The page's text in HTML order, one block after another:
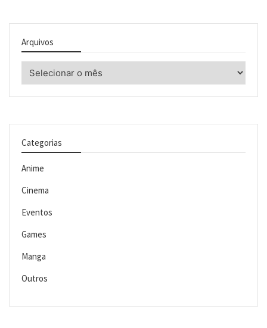
Arquivos
Categorias
Anime
Cinema
Eventos
Games
Manga
Outros